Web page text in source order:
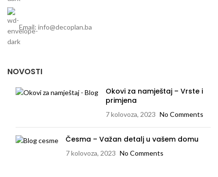
Email: info@decoplan.ba
NOVOSTI
Okovi za namještaj – Vrste i
primjena
7 kolovoza, 2023 No Comments
Česma – Važan detalj u vašem domu
7 kolovoza, 2023 No Comments